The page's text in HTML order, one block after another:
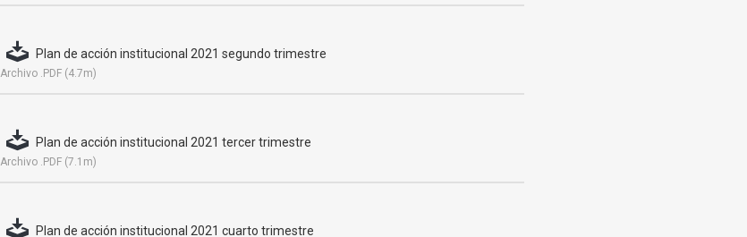
Plan de acción institucional 2021 segundo trimestre
Archivo .PDF (4.7m)
Plan de acción institucional 2021 tercer trimestre
Archivo .PDF (7.1m)
Plan de acción institucional 2021 cuarto trimestre